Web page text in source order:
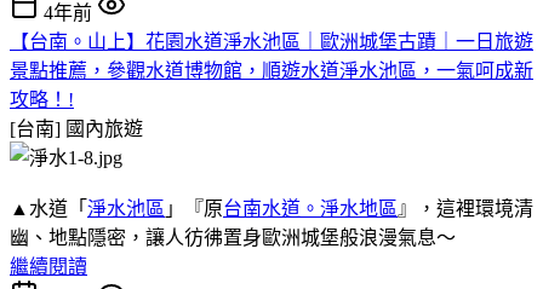
4年前
【台南。山上】花園水道淨水池區｜歐洲城堡古蹟｜一日旅遊
景點推薦，參觀水道博物館，順遊水道淨水池區，一氣呵成新
攻略！!
[台南] 國內旅遊
▲水道「 淨水池區 」『原台南水道。淨水地區 』，這裡環境清
幽、地點隱密，讓人彷彿置身歐洲城堡般浪漫氣息～
繼續閱讀